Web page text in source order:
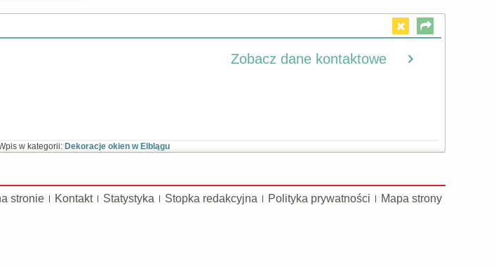
Zobacz dane kontaktowe
w kategorii: Dekoracje okien w Elblągu
stronie Kontakt Statystyka Stopka redakcyjna Polityka prywatności Mapa strony